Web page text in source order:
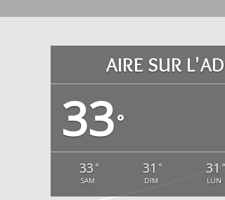
AIRE SUR
33°
33 °
SAM
31 °
DIM
31 °
LUN